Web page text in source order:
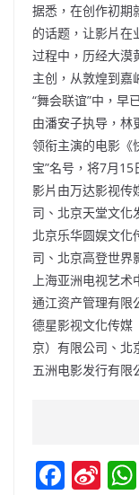
据悉，在创作初期
的话题，让影片在
过程中，历经大漠
主创，从敦煌到嘉
“舞会联谊”中，早
由潘安子执导，林
领衔主演的电影《
宝”名号，将7月15
影片由万达影视传
司、北京天堂文化
北京乐华圆娱文化
司、北京高登世界
上海亚洲电视艺
通江资产管理有限
德星影视文化传媒
京）有限公司、北
五洲电影发行有限
F Si